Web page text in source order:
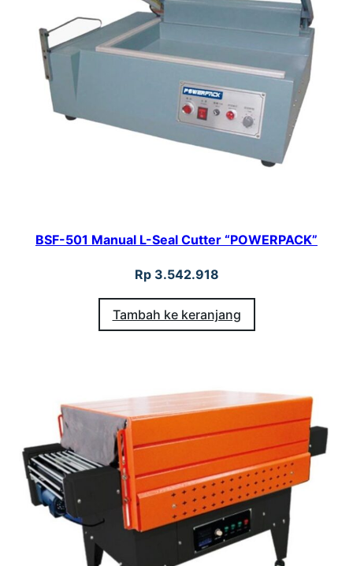
BSF-501 Manual L-Seal Cutter “POWERPACK”
Rp3.542.918
Tambah ke keranjang